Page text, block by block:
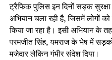
ट्रैफिक पुलिस इन दिनों सड़क
अभियान चला रही है, जिसमें लोगों
किया जा रहा है। इसी अभियान के
परमजीत सिंह, यमराज के भेष में
मजेदार लेकिन गंभीर संदेश दिया।